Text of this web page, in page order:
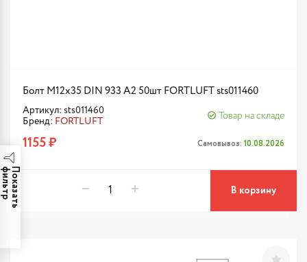
П
о
к
а
з
а
т
ь
ф
и
л
ь
т
Болт М12х35 DIN 933 A2 50шт FORTLUFT sts011460
Артикул: sts011460
Бренд: FORTLUFT
Товар на складе
1155 ₽ Самовывоз: 10.08.2026
В корзину